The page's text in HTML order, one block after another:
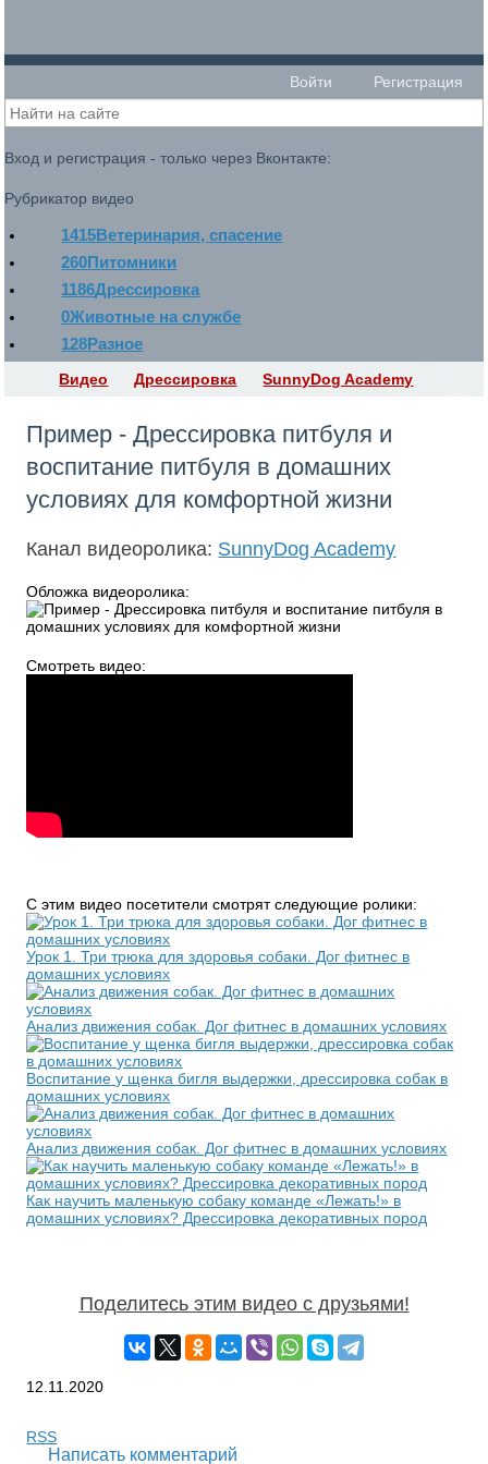
Войти Регистрация
Вход и регистрация - только через Вконтакте:
Рубрикатор видео
1415Ветеринария, спасение
260Питомники
1186Дрессировка
0Животные на службе
128Разное
Видео Дрессировка SunnyDog Academy
Пример - Дрессировка питбуля и
воспитание питбуля в домашних
условиях для комфортной жизни
Канал видеоролика: SunnyDog Academy
Обложка видеоролика:
Смотреть видео:
С этим видео посетители смотрят следующие ролики:
Урок 1. Три трюка для здоровья собаки. Дог фитнес в
домашних условиях
Анализ движения собак. Дог фитнес в домашних условиях
Воспитание у щенка бигля выдержки, дрессировка собак в
домашних условиях
Анализ движения собак. Дог фитнес в домашних условиях
Как научить маленькую собаку команде «Лежать!» в
домашних условиях? Дрессировка декоративных пород
Поделитесь этим видео с друзьями!
12.11.2020
RSS
Написать комментарий